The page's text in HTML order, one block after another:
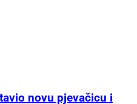
novu pjevačicu i